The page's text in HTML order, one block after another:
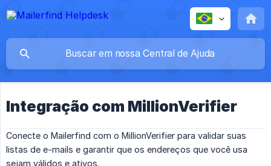
Integração com MillionVerifier
Conecte o Mailerfind com o MillionVerifier para validar suas
listas de e-mails e garantir que os endereços que você usa
sejam válidos e ativos.